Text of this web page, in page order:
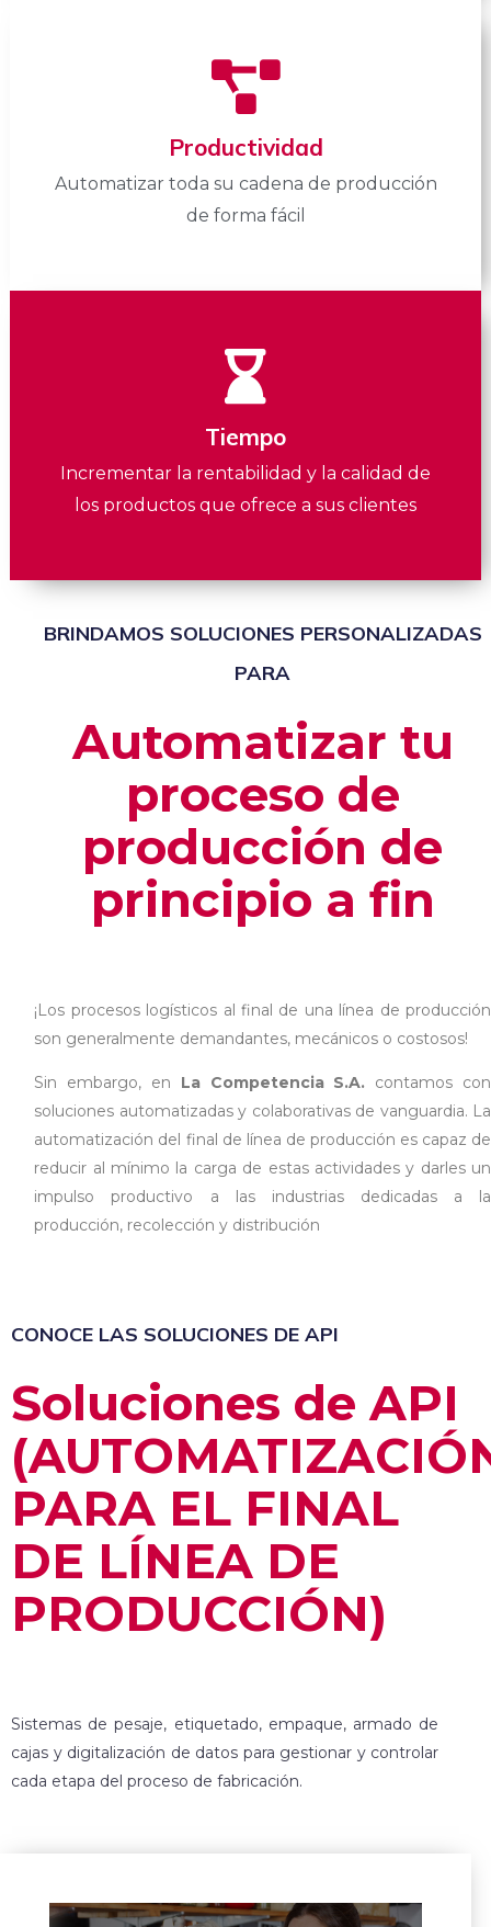
Productividad
Automatizar toda su cadena de producción
de forma fácil
Tiempo
Incrementar la rentabilidad y la calidad de
los productos que ofrece a sus clientes
BRINDAMOS SOLUCIONES PERSONALIZADAS
PARA
Automatizar tu
proceso de
producción de
principio a fin
¡Los procesos logísticos al final de una línea de producción
son generalmente demandantes, mecánicos o costosos!
Sin embargo, en La Competencia S.A. contamos con
soluciones automatizadas y colaborativas de vanguardia. La
automatización del final de línea de producción es capaz de
reducir al mínimo la carga de estas actividades y darles un
impulso productivo a las industrias dedicadas a la
producción, recolección y distribución
CONOCE LAS SOLUCIONES DE API
Soluciones de API
PARA EL FINAL
DE LÍNEA DE
PRODUCCIÓN)
Sistemas de pesaje, etiquetado, empaque, armado de
cajas y digitalización de datos para gestionar y controlar
cada etapa del proceso de fabricación.